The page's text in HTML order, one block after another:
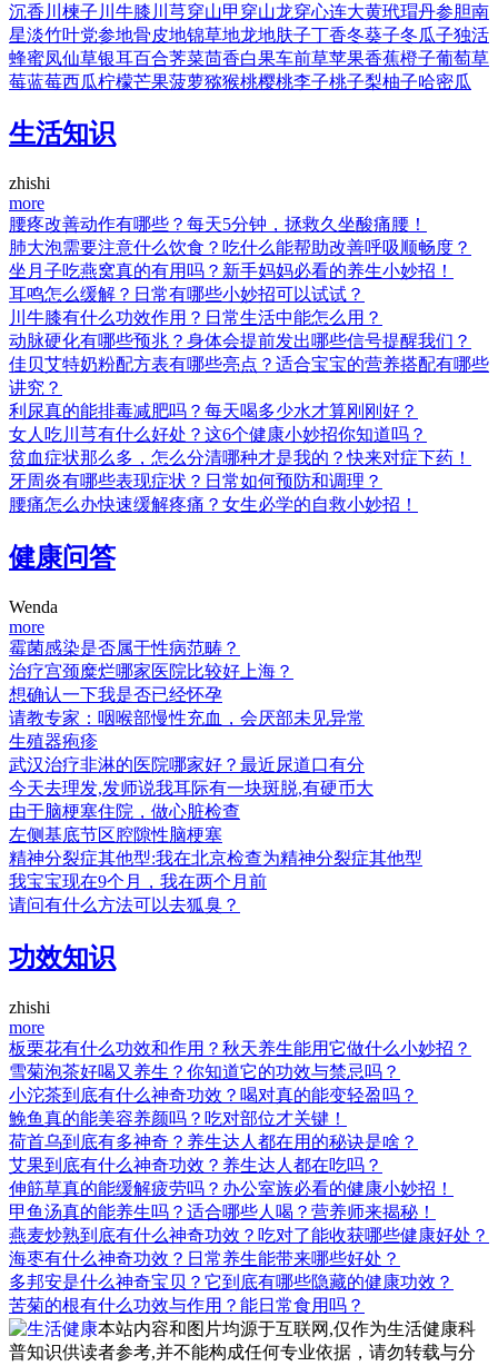
沉香 川楝子 川牛膝 川芎穿山甲 穿山龙穿心连大黄玳瑁丹参胆南
星淡竹叶党参地骨皮地锦草地龙地肤子丁香冬葵子冬瓜子独活
蜂蜜凤仙草银耳百合荠菜茴香白果车前草苹果香蕉橙子葡萄草
莓蓝莓西瓜柠檬芒果菠萝猕猴桃樱桃李子桃子梨柚子哈密瓜
生活知识
zhishi
more
腰疼改善动作有哪些？每天5分钟，拯救久坐酸痛腰！
肺大泡需要注意什么饮食？吃什么能帮助改善呼吸顺畅度？
坐月子吃燕窝真的有用吗？新手妈妈必看的养生小妙招！
耳鸣怎么缓解？日常有哪些小妙招可以试试？
川牛膝有什么功效作用？日常生活中能怎么用？
动脉硬化有哪些预兆？身体会提前发出哪些信号提醒我们？
佳贝艾特奶粉配方表有哪些亮点？适合宝宝的营养搭配有哪些
讲究？
利尿真的能排毒减肥吗？每天喝多少水才算刚刚好？
女人吃川芎有什么好处？这6个健康小妙招你知道吗？
贫血症状那么多，怎么分清哪种才是我的？快来对症下药！
牙周炎有哪些表现症状？日常如何预防和调理？
腰痛怎么办快速缓解疼痛？女生必学的自救小妙招！
健康问答
Wenda
more
霉菌感染是否属于性病范畴？
治疗宫颈糜烂哪家医院比较好上海？
想确认一下我是否已经怀孕
请教专家：咽喉部慢性充血，会厌部未见异常
生殖器疱疹
武汉治疗非淋的医院哪家好？最近尿道口有分
今天去理发,发师说我耳际有一块斑脱,有硬币大
由于脑梗塞住院，做心脏检查
左侧基底节区腔隙性脑梗塞
精神分裂症其他型:我在北京检查为精神分裂症其他型
我宝宝现在9个月，我在两个月前
请问有什么方法可以去狐臭？
功效知识
zhishi
more
板栗花有什么功效和作用？秋天养生能用它做什么小妙招？
雪菊泡茶好喝又养生？你知道它的功效与禁忌吗？
小沱茶到底有什么神奇功效？喝对真的能变轻盈吗？
鮸鱼真的能美容养颜吗？吃对部位才关键！
荷首乌到底有多神奇？养生达人都在用的秘诀是啥？
艾果到底有什么神奇功效？养生达人都在吃吗？
伸筋草真的能缓解疲劳吗？办公室族必看的健康小妙招！
甲鱼汤真的能养生吗？适合哪些人喝？营养师来揭秘！
燕麦炒熟到底有什么神奇功效？吃对了能收获哪些健康好处？
海枣有什么神奇功效？日常养生能带来哪些好处？
多邦安是什么神奇宝贝？它到底有哪些隐藏的健康功效？
苦菊的根有什么功效与作用？能日常食用吗？
本站内容和图片均源于互联网,仅作为生活健康科
普知识供读者参考,并不能构成任何专业依据，请勿转载与分